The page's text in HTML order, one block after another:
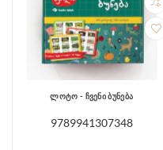
ლოტო - ჩვენი ბუნება
9789941307348